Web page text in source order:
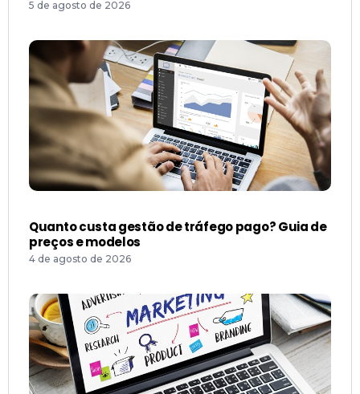
5 de agosto de 2026
Quanto custa gestão de tráfego pago? Guia de
preços e modelos
4 de agosto de 2026